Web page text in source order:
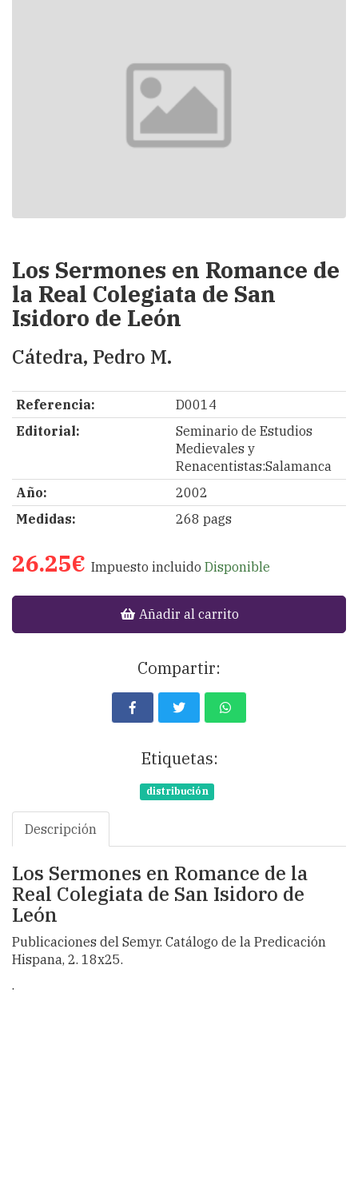
Los Sermones en Romance de
la Real Colegiata de San
Isidoro de León
Cátedra, Pedro M.
Referencia:
D0014
Editorial:
Seminario de Estudios
Medievales y
Renacentistas:Salamanca
Año:
2002
Medidas:
268 pags
26.25€ Impuesto incluido Disponible
Añadir al carrito
Compartir:
Etiquetas:
distribución
Descripción
Los Sermones en Romance de la
Real Colegiata de San Isidoro de
León
Publicaciones del Semyr. Catálogo de la Predicación
Hispana, 2. 18x25.
.